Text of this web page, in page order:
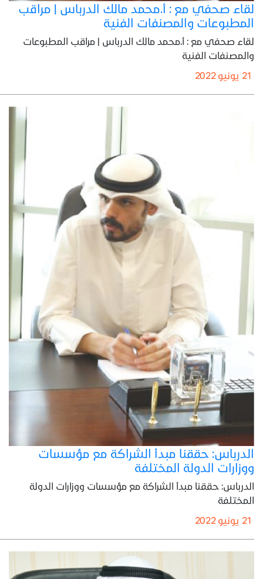
لقاء صحفي مع : أ.محمد مالك الدرباس | مراقب
المطبوعات والمصنفات الفنية
لقاء صحفي مع : أ.محمد مالك الدرباس | مراقب المطبوعات
والمصنفات الفنية
الدرباس: حققنا مبدأ الشراكة مع مؤسسات
ووزارات الدولة المختلفة
الدرباس: حققنا مبدأ الشراكة مع مؤسسات ووزارات الدولة
المختلفة